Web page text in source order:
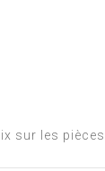
sur les